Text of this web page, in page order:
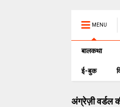
MENU
बालकथा
ई-बुक
अंग्रेज़ी वर्डल